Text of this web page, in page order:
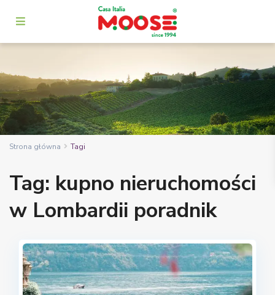
Strona główna Tagi
Tag: kupno nieruchomości
w Lombardii poradnik